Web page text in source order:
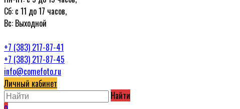
Сб: с 11 до 17 часов,
Вс: Выходной
+7 (383) 217-87-41
+7 (383) 217-87-45
info@comefoto.ru
Личный кабинет
Найти